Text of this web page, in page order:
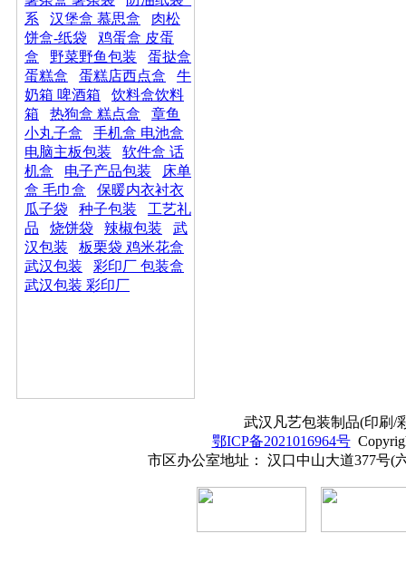
系
汉堡盒 慕思盒
肉松
饼盒-纸袋
鸡蛋盒 皮蛋
盒
野菜野鱼包装
蛋挞盒
蛋糕盒
蛋糕店西点盒
牛
奶箱 啤酒箱
饮料盒饮料
箱
热狗盒 糕点盒
章鱼
小丸子盒
手机盒 电池盒
电脑主板包装
软件盒 话
机盒
电子产品包装
床单
盒 毛巾盒
保暖内衣衬衣
瓜子袋
种子包装
工艺礼
品
烧饼袋 辣椒包装
武
汉包装
板栗袋 鸡米花盒
武汉包装
彩印厂 包装盒
武汉包装 彩印厂
武汉凡艺包装制品(印刷/
鄂ICP备2021016964号
市区办公室地址： 汉口中山大道377号